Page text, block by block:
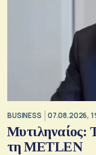
BUSINESS 07.08.2026,
Μυτιληναίος:
τη METLEN